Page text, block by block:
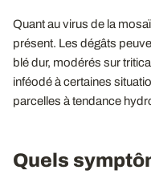
Quant au virus de la
présent. Les dégâts
blé dur, modérés sur
inféodé à certaines
parcelles à tendance
Quels